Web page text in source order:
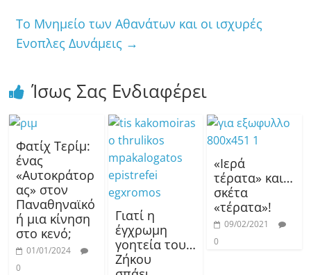
Το Μνημείο των Αθανάτων και οι ισχυρές
Ενοπλες Δυνάμεις →
Ίσως Σας Ενδιαφέρει
Φατίχ Τερίμ:
ένας
«Αυτοκράτορ
ας» στον
Παναθηναϊκό
ή μια κίνηση
στο κενό;
01/01/2024
0
Γιατί η
έγχρωμη
γοητεία του…
Ζήκου
«Ιερά
τέρατα» και…
σκέτα
«τέρατα»!
09/02/2021
0